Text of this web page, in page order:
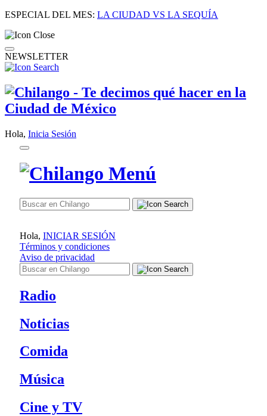
ESPECIAL DEL MES: LA CIUDAD VS LA SEQUÍA
NEWSLETTER
Hola, Inicia Sesión
Hola, INICIAR SESIÓN
Términos y condiciones
Aviso de privacidad
Radio
Noticias
Comida
Música
Cine y TV